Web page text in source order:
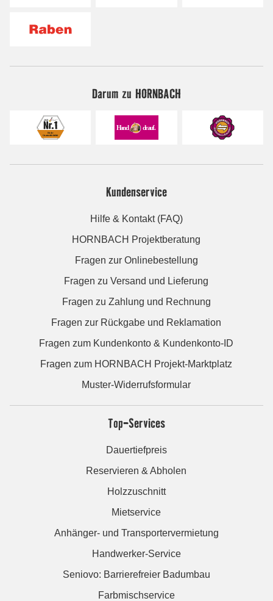
Darum zu HORNBACH
Kundenservice
Hilfe & Kontakt (FAQ)
HORNBACH Projektberatung
Fragen zur Onlinebestellung
Fragen zu Versand und Lieferung
Fragen zu Zahlung und Rechnung
Fragen zur Rückgabe und Reklamation
Fragen zum Kundenkonto & Kundenkonto-ID
Fragen zum HORNBACH Projekt-Marktplatz
Muster-Widerrufsformular
Top-Services
Dauertiefpreis
Reservieren & Abholen
Holzzuschnitt
Mietservice
Anhänger- und Transportervermietung
Handwerker-Service
Seniovo: Barrierefreier Badumbau
Farbmischservice